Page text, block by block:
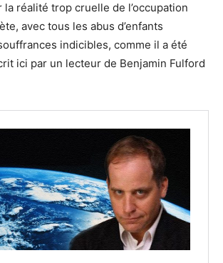
la réalité trop cruelle de l’occupation
avec tous les abus d’enfants
indicibles, comme il a été
ici par un lecteur de Benjamin Fulford